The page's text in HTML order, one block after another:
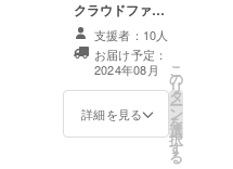
100%、田口淳
之介、平野絢
規、平野翔大、
山木彩華、天海
塁計6名のサイン
ジットご希望の
方は備考欄に記
クラウドファン
ディング用特別
オフショット
（データ） ・メ
イキング動画送
付 ・映画のクレ
ジットロールに
支援者：10人
お届け予定：
2024年08月
詳細を見る
こ
の
リ
タ
ー
ン
を
選
択
す
る